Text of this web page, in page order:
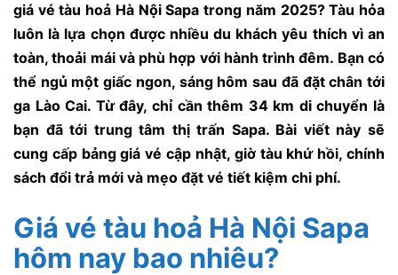
giá vé tàu hoả Hà Nội Sapa trong năm 2025? Tàu hỏa
luôn là lựa chọn được nhiều du khách yêu thích vì an
toàn, thoải mái và phù hợp với hành trình đêm. Bạn có
thể ngủ một giấc ngon, sáng hôm sau đã đặt chân tới
ga Lào Cai. Từ đây, chỉ cần thêm 34 km di chuyển là
bạn đã tới trung tâm thị trấn Sapa. Bài viết này sẽ
cung cấp bảng giá vé cập nhật, giờ tàu khứ hồi, chính
sách đổi trả mới và mẹo đặt vé tiết kiệm chi phí.
Giá vé tàu hoả Hà Nội Sapa
hôm nay bao nhiêu?